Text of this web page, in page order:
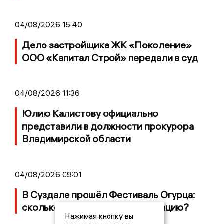
04/08/2026 15:40
Дело застройщика ЖК «Поколение»
ООО «Капитал Строй» передали в суд
04/08/2026 11:36
Юлию Калистову официально
представили в должности прокурора
Владимирской области
04/08/2026 09:01
В Суздале прошёл Фестиваль Огурца:
сколько потратили на организацию?
Нажимая кнопку вы